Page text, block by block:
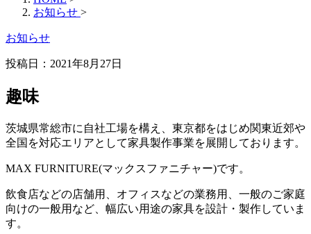
お知らせ >
お知らせ
投稿日： 2021年8月27日
趣味
茨城県常総市に自社工場を構え、東京都をはじめ関東近郊や
全国を対応エリアとして家具製作事業を展開しております。
MAX FURNITURE(マックスファニチャー)です。
飲食店などの店舗用、オフィスなどの業務用、一般のご家庭
向けの一般用など、幅広い用途の家具を設計・製作していま
す。